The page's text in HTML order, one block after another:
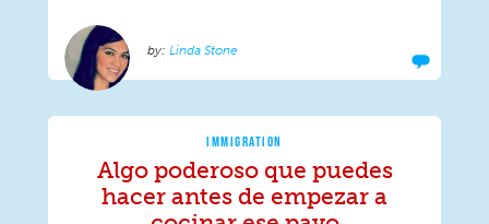
Linda Stone
IMMIGRATION
Algo poderoso que puedes
hacer antes de empezar a